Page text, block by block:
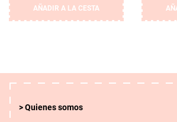
AÑADIR A LA CESTA
Quienes somos